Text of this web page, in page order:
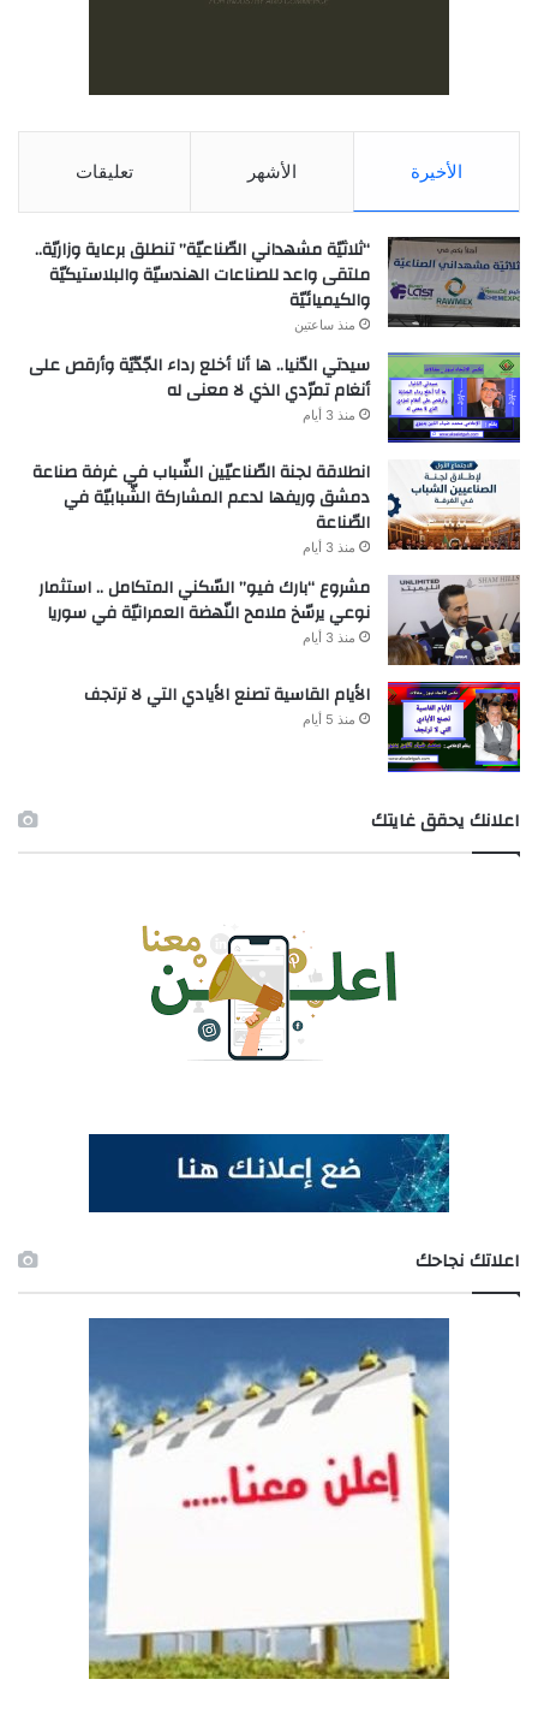
الأخيرة الأشهر تعليقات
“ثلاثيّة مشهداني الصّناعيّة” تنطلق برعاية وزاريّة..
ملتقى واعد للصناعات الهندسيّة والبلاستيكيّة
والكيميائيّة
منذ ساعتين
سيدتي الدّنيا.. ها أنا أخلع رداء الجّدّيّة وأرقص على
أنغام تمرّدي الذي لا معنى له
منذ 3 أيام
انطلاقة لجنة الصّناعيّين الشّباب في غرفة صناعة
دمشق وريفها لدعم المشاركة الشّبابيّة في
الصّناعة
منذ 3 أيام
مشروع “بارك فيو” السّكني المتكامل .. استثمار
نوعي يرسّخ ملامح النّهضة العمرانيّة في سوريا
منذ 3 أيام
الأيام القاسية تصنع الأيادي التي لا ترتجف
منذ 5 أيام
اعلانك يحقق غايتك
اعلاتك نجاحك